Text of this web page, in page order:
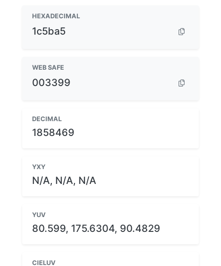
HEXADECIMAL
1c5ba5
WEB SAFE
003399
DECIMAL
1858469
YXY
N/A, N/A, N/A
YUV
80.599, 175.6304, 90.4829
CIELUV